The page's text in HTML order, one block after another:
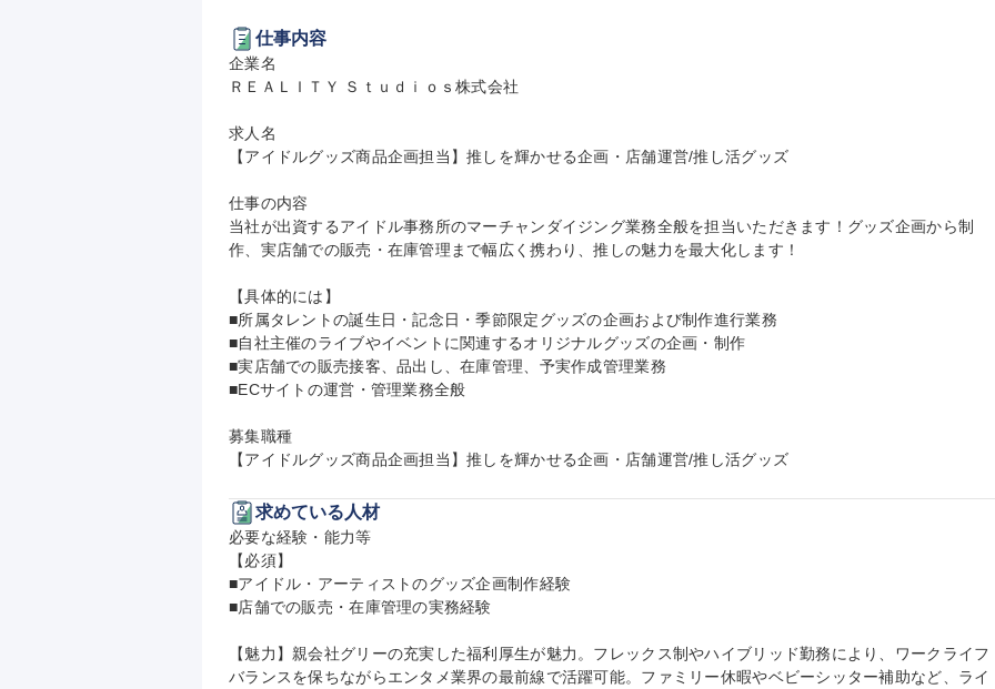
仕事内容
企業名
ＲＥＡＬＩＴＹ Ｓｔｕｄｉｏｓ株式会社
求人名
【アイドルグッズ商品企画担当】推しを輝かせる企画・店舗運営/推し活グッズ
仕事の内容
当社が出資するアイドル事務所のマーチャンダイジング業務全般を担当いただきます！グッズ企画から制
作、実店舗での販売・在庫管理まで幅広く携わり、推しの魅力を最大化します！
【具体的には】
■所属タレントの誕生日・記念日・季節限定グッズの企画および制作進行業務
■自社主催のライブやイベントに関連するオリジナルグッズの企画・制作
■実店舗での販売接客、品出し、在庫管理、予実作成管理業務
■ECサイトの運営・管理業務全般
募集職種
【アイドルグッズ商品企画担当】推しを輝かせる企画・店舗運営/推し活グッズ
求めている人材
必要な経験・能力等
【必須】
■アイドル・アーティストのグッズ企画制作経験
■店舗での販売・在庫管理の実務経験
【魅力】親会社グリーの充実した福利厚生が魅力。フレックス制やハイブリッド勤務により、ワークライフ
バランスを保ちながらエンタメ業界の最前線で活躍可能。ファミリー休暇やベビーシッター補助など、ライ